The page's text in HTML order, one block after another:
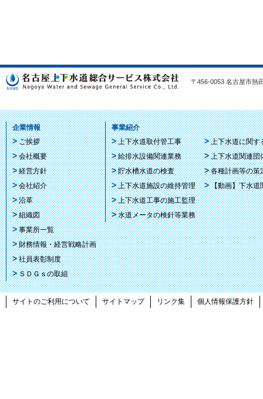
〒456-0053 名古屋市
企業情報
ご挨拶
会社概要
経営方針
会社紹介
沿革
組織図
事業所一覧
財務情報・経営戦略計画
社員表彰制度
ＳＤＧｓの取組
事業紹介
上下水道取付管工事
給排水設備関連業務
貯水槽水道の検査
上下水道施設の維持管理
上下水道工事の施工監理
水道メータの検針等業務
上下水道に関す
上下水道関連団
各種計画等の策
【動画】下水道
サイトのご利用について サイトマップ リンク集 個人情報保護方針